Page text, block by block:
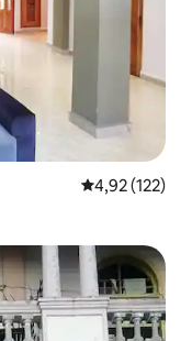
4,92 av 5 i
4,92 (122)